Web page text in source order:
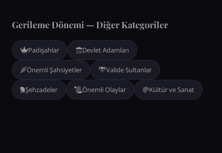
Gerileme Dönemi — Diğer Kategoriler
Padişahlar Devlet Adamları
Önemli Şahsiyetler Valide Sultanlar
Şehzadeler Önemli Olaylar Kültür ve Sanat